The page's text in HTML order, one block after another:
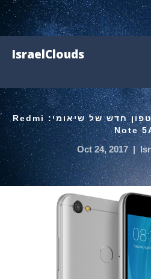
IsraelClouds
המילטון משיקה סמארטפון חדש של שיאומי: Redmi
Note
|
Oct 24, 2017